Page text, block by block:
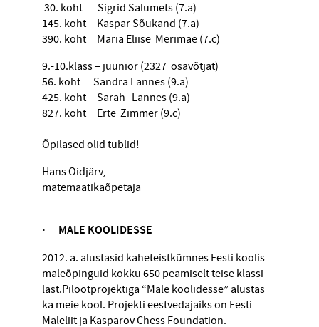
30. koht Sigrid Salumets (7.a)
145. koht Kaspar Sõukand (7.a)
390. koht Maria Eliise Merimäe (7.c)
9.-10.klass – juunior (2327 osavõtjat)
56. koht Sandra Lannes (9.a)
425. koht Sarah Lannes (9.a)
827. koht Erte Zimmer (9.c)
Õpilased olid tublid!
Hans Oidjärv,
matemaatikaõpetaja
· MALE KOOLIDESSE
2012. a. alustasid kaheteistkümnes Eesti koolis
maleõpinguid kokku 650 peamiselt teise klassi
last.Pilootprojektiga “Male koolidesse” alustas
ka meie kool. Projekti eestvedajaiks on Eesti
Maleliit ja Kasparov Chess Foundation.